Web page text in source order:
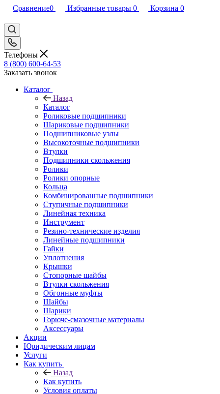
Сравнение0 Избранные товары 0 Корзина 0
Телефоны
8 (800) 600-64-53
Заказать звонок
Каталог
Назад
Каталог
Роликовые подшипники
Шариковые подшипники
Подшипниковые узлы
Высокоточные подшипники
Втулки
Подшипники скольжения
Ролики
Ролики опорные
Кольца
Комбинированные подшипники
Ступичные подшипники
Линейная техника
Инструмент
Резино-технические изделия
Линейные подшипники
Гайки
Уплотнения
Крышки
Стопорные шайбы
Втулки скольжения
Обгонные муфты
Шайбы
Шарики
Горюче-смазочные материалы
Аксессуары
Акции
Юридическим лицам
Услуги
Как купить
Назад
Как купить
Условия оплаты